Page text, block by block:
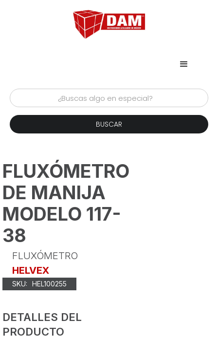
FLUXÓMETRO
DE MANIJA
MODELO 117-
38
FLUXÓMETRO
HELVEX
SKU: HEL100255
DETALLES DEL
PRODUCTO